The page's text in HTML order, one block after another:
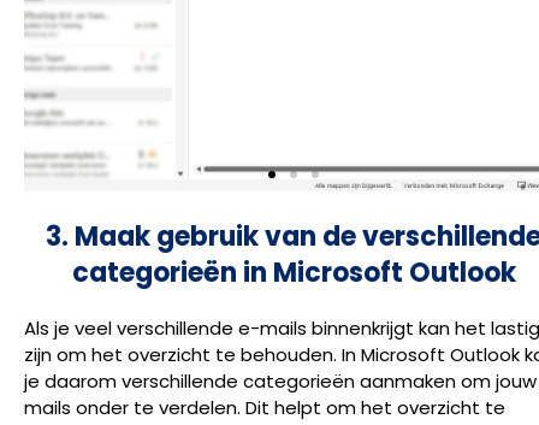
3. Maak gebruik van de
categorieën in Microsoft Outlook
Als je veel verschillende e-mails binnenkrijgt kan het lastig
zijn om het overzicht te behouden. In Microsoft Outlook
je daarom verschillende categorieën aanmaken om
mails onder te verdelen. Dit helpt om het overzicht te